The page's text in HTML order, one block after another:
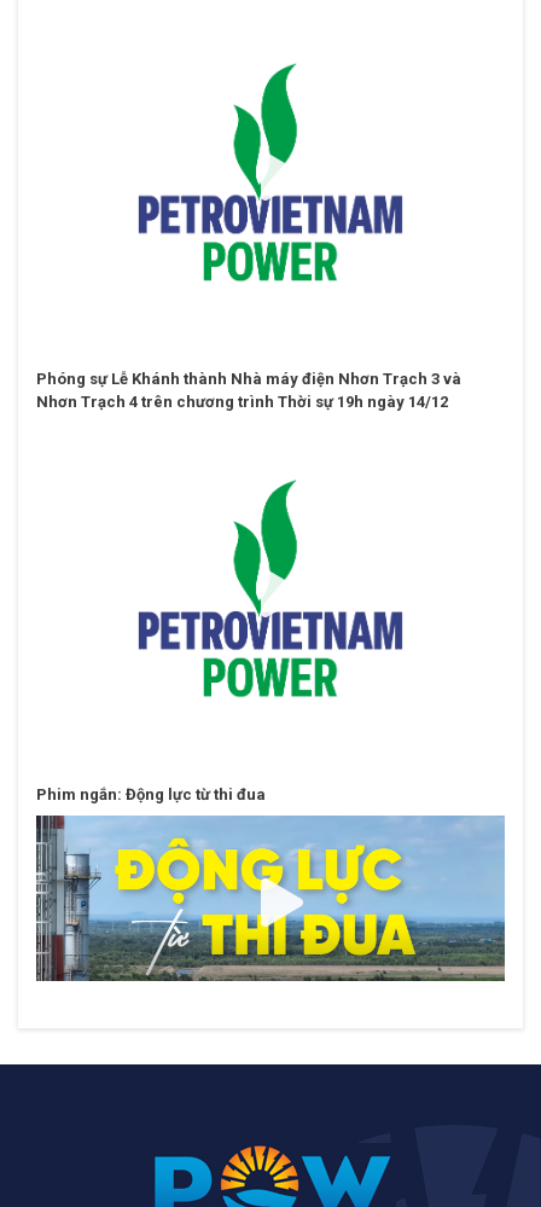
Phóng sự Lễ Khánh thành Nhà máy điện Nhơn Trạch 3 và
Nhơn Trạch 4 trên chương trình Thời sự 19h ngày 14/12
Phim ngắn: Động lực từ thi đua